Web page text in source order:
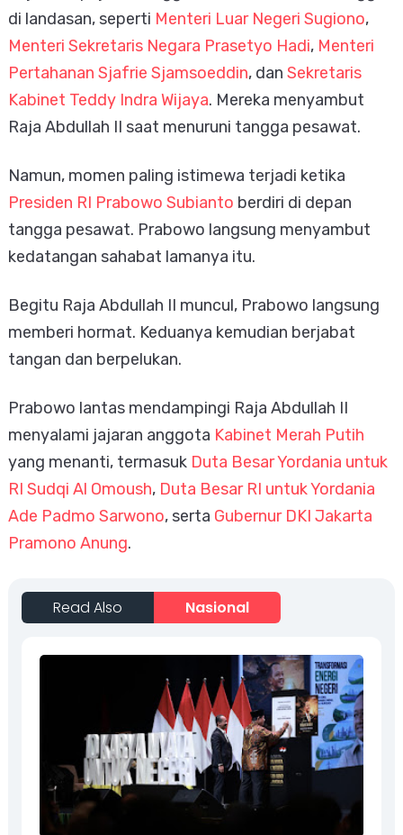
di landasan, seperti Menteri Luar Negeri Sugiono,
Menteri Sekretaris Negara Prasetyo Hadi, Menteri
Pertahanan Sjafrie Sjamsoeddin, dan Sekretaris
Kabinet Teddy Indra Wijaya. Mereka menyambut
Raja Abdullah II saat menuruni tangga pesawat.
Namun, momen paling istimewa terjadi ketika
Presiden RI Prabowo Subianto berdiri di depan
tangga pesawat. Prabowo langsung menyambut
kedatangan sahabat lamanya itu.
Begitu Raja Abdullah II muncul, Prabowo langsung
memberi hormat. Keduanya kemudian berjabat
tangan dan berpelukan.
Prabowo lantas mendampingi Raja Abdullah II
menyalami jajaran anggota Kabinet Merah Putih
yang menanti, termasuk Duta Besar Yordania untuk
RI Sudqi Al Omoush, Duta Besar RI untuk Yordania
Ade Padmo Sarwono, serta Gubernur DKI Jakarta
Pramono Anung.
Read Also Nasional